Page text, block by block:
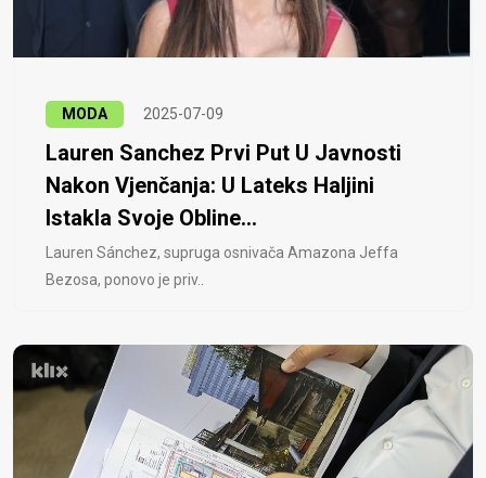
MODA 2025-07-09
Lauren Sanchez Prvi Put U Javnosti
Nakon Vjenčanja: U Lateks Haljini
Istakla Svoje Obline...
Lauren Sánchez, supruga osnivača Amazona Jeffa
Bezosa, ponovo je priv..